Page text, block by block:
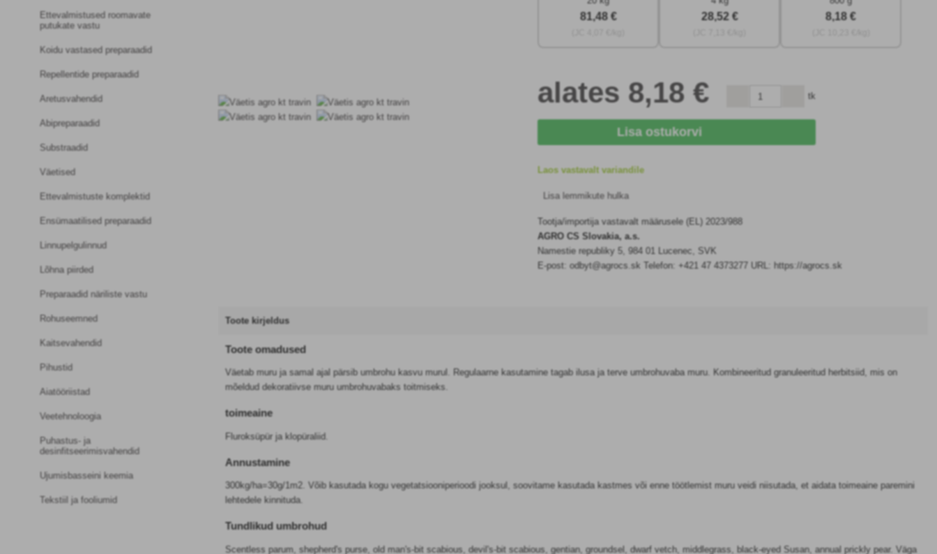
Ettevalmistused roomavate
putukate vastu
Koidu vastased preparaadid
Repellentide preparaadid
Aretusvahendid
Abipreparaadid
Substraadid
Väetised
Ettevalmistuste komplektid
Ensümaatilised preparaadid
Linnupelgulinnud
Lõhna piirded
Preparaadid näriliste vastu
Rohuseemned
Kaitsevahendid
Pihustid
Aiatööriistad
Veetehnoloogia
Puhastus- ja
desinfitseerimisvahendid
Ujumisbasseini keemia
Tekstiil ja fooliumid
81,48 € 28,52 € 8,18 €
alates 8,18 € tk
Lisa ostukorvi
Laos vastavalt variandile
Lisa lemmikute hulka
Tootja/importija vastavalt määrusele (EL) 2023/988
AGRO CS Slovakia, a.s.
Namestie republiky 5, 984 01 Lucenec, SVK
E-post: odbyt@agrocs.sk Telefon: +421 47 4373277 URL: https://agrocs.sk
Toote kirjeldus
Toote omadused
Väetab muru ja samal ajal pärsib umbrohu kasvu murul. Regulaarne kasutamine tagab ilusa ja terve umbrohuvaba muru. Kombineeritud granuleeritud herbitsiid, mis on
mõeldud dekoratiivse muru umbrohuvabaks toitmiseks.
toimeaine
Fluroksüpür ja klopüraliid.
Annustamine
300kg/ha=30g/1m2. Võib kasutada kogu vegetatsiooniperioodi jooksul, soovitame kasutada kastmes või enne töötlemist muru veidi niisutada, et aidata toimeaine paremini
lehtedele kinnituda.
Tundlikud umbrohud
Scentless parum, shepherd's purse, old man's-bit scabious, devil's-bit scabious, gentian, groundsel, dwarf vetch, middlegrass, black-eyed Susan, annual prickly pear. Väga